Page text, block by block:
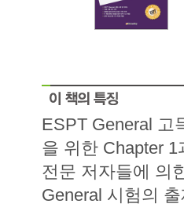
ESPT General 고
을 위한 Chapter
전문 저자들에 의
General 시험의